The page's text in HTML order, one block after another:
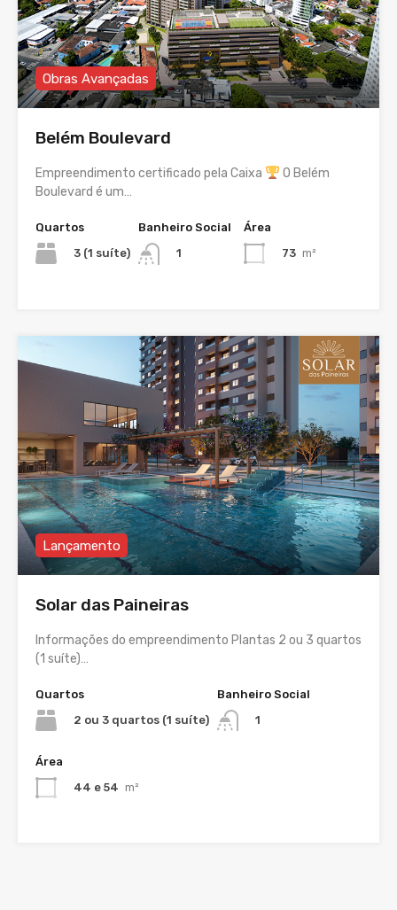
Obras Avançadas
Belém Boulevard
Empreendimento certificado pela Caixa
O Belém
Boulevard é um…
Quartos
3 (1 suíte)
Banheiro Social
1
Área
73 m²
Lançamento
Solar das Paineiras
Informações do empreendimento Plantas 2 ou 3 quartos
(1 suíte)…
Quartos
2 ou 3 quartos (1 suíte)
Banheiro Social
1
Área
44 e 54 m²